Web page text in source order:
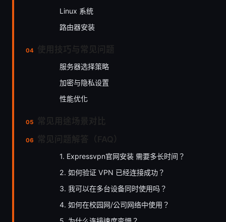
Linux 系统
路由器安装
服务器选择策略
加密与隐私设置
性能优化
1. Expressvpn官网安装 需要多长时间？
2. 如何验证 VPN 已经连接成功？
3. 我可以在多台设备同时使用吗？
4. 如何在校园网/公司网络中使用？